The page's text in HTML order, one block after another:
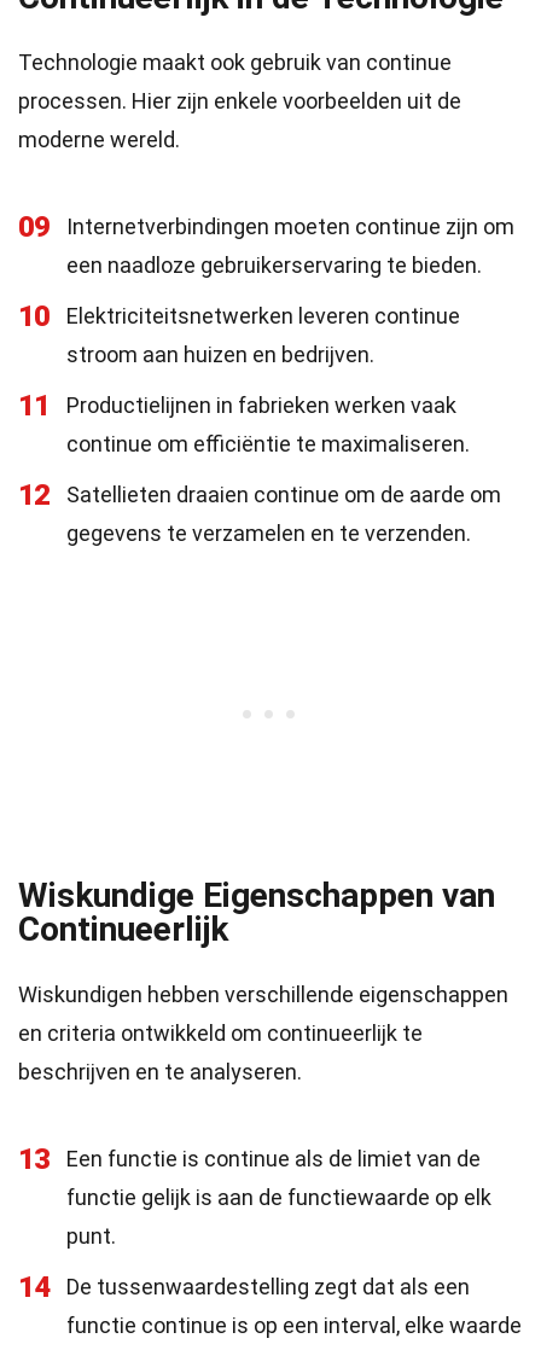
Technologie maakt ook gebruik van continue
processen. Hier zijn enkele voorbeelden uit de
moderne wereld.
09
Internetverbindingen moeten continue zijn om
een naadloze gebruikerservaring te bieden.
10
Elektriciteitsnetwerken leveren continue
stroom aan huizen en bedrijven.
11
Productielijnen in fabrieken werken vaak
continue om efficiëntie te maximaliseren.
12
Satellieten draaien continue om de aarde om
gegevens te verzamelen en te verzenden.
Wiskundige Eigenschappen van
Continueerlijk
Wiskundigen hebben verschillende eigenschappen
en criteria ontwikkeld om continueerlijk te
beschrijven en te analyseren.
13
Een functie is continue als de limiet van de
functie gelijk is aan de functiewaarde op elk
punt.
14
De tussenwaardestelling zegt dat als een
functie continue is op een interval, elke waarde